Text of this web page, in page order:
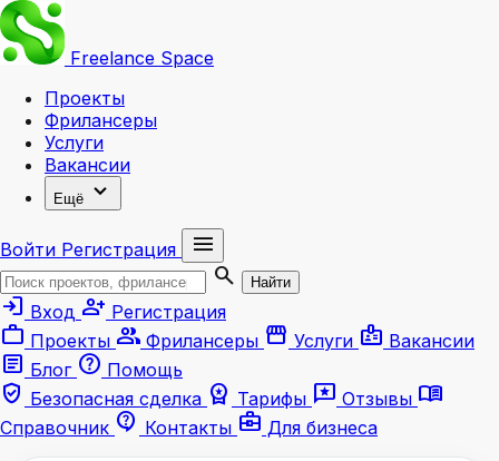
Freelance Space
Проекты
Фрилансеры
Услуги
Вакансии
Ещё expand_more
Войти Регистрация
menu
search
Найти
login Вход person_add Регистрация
work Проекты group Фрилансеры storefront Услуги badge Вакансии
article Блог help Помощь
verified_user Безопасная сделка workspace_premium Тарифы reviews Отзывы menu_book
Справочник contact_support Контакты business_center Для бизнеса